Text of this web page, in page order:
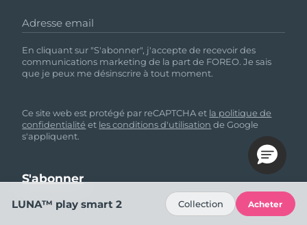
Adresse email
En cliquant sur "S'abonner", j'accepte de recevoir des
communications marketing de la part de FOREO. Je sais
que je peux me désinscrire à tout moment.
Ce site web est protégé par reCAPTCHA et la politique de
confidentialité et les conditions d'utilisation de Google
s'appliquent.
LUNA™ play smart 2 Collection Acheter